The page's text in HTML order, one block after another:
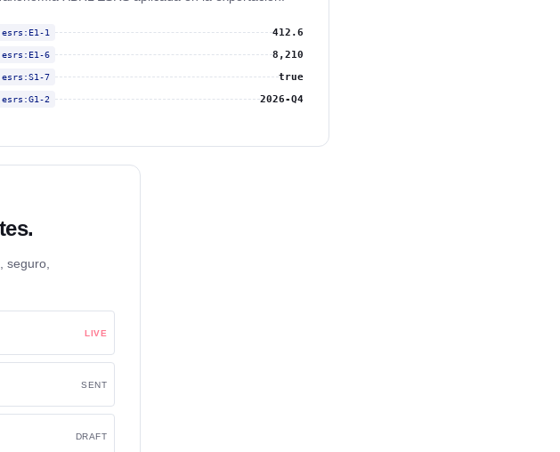
esrs:E1-1 412.6
esrs:E1-6 8,210
esrs:S1-7 true
esrs:G1-2 2026-Q4
seguro,
LIVE
SENT
DRAFT